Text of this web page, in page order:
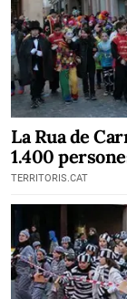
La Rua de
1.400
TERRITORIS.CAT